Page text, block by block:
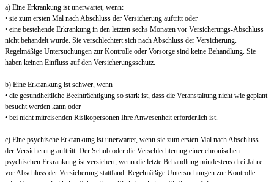
a) Eine Erkrankung ist unerwartet, wenn:
• sie zum ersten Mal nach Abschluss der Versicherung auftritt oder
• eine bestehende Erkrankung in den letzten sechs Monaten vor Versicherungs-Abschluss
nicht behandelt wurde. Sie verschlechtert sich nach Abschluss der Versicherung.
Regelmäßige Untersuchungen zur Kontrolle oder Vorsorge sind keine Behandlung. Sie
haben keinen Einfluss auf den Versicherungsschutz.
b) Eine Erkrankung ist schwer, wenn
• die gesundheitliche Beeinträchtigung so stark ist, dass die Veranstaltung nicht wie geplant
besucht werden kann oder
• bei nicht mitreisenden Risikopersonen Ihre Anwesenheit erforderlich ist.
c) Eine psychische Erkrankung ist unerwartet, wenn sie zum ersten Mal nach Abschluss
der Versicherung auftritt. Der Schub oder die Verschlechterung einer chronischen
psychischen Erkrankung ist versichert, wenn die letzte Behandlung mindestens drei Jahre
vor Abschluss der Versicherung stattfand. Regelmäßige Untersuchungen zur Kontrolle